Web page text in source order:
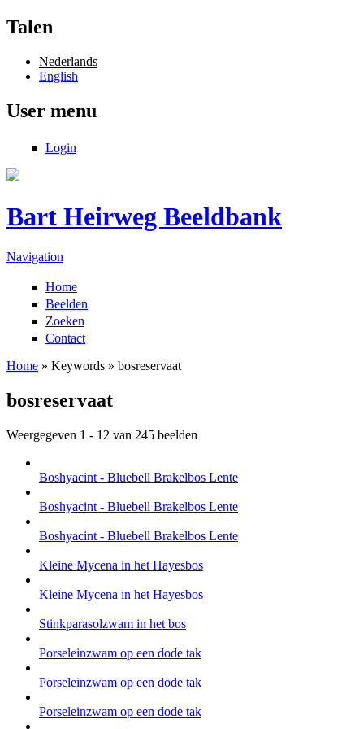
Overslaan en naar de inhoud gaan
Talen
Nederlands
English
User menu
Login
Bart Heirweg Beeldbank
Navigation
Home
Beelden
Zoeken
Contact
Home » Keywords » bosreservaat
bosreservaat
Weergegeven 1 - 12 van 245 beelden
Boshyacint - Bluebell Brakelbos Lente
Boshyacint - Bluebell Brakelbos Lente
Boshyacint - Bluebell Brakelbos Lente
Kleine Mycena in het Hayesbos
Kleine Mycena in het Hayesbos
Stinkparasolzwam in het bos
Porseleinzwam op een dode tak
Porseleinzwam op een dode tak
Porseleinzwam op een dode tak